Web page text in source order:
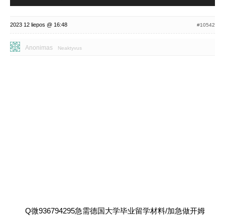
2023 12 liepos @ 16:48 #10542
Anonimas Neaktyvus
Q微936794295急需德国大学毕业留学材料/加急做开姆